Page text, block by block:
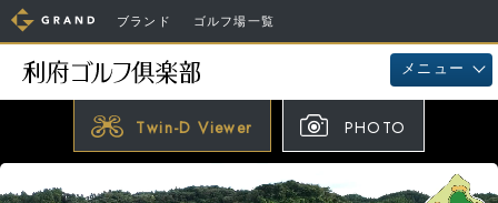
ブランド ゴルフ場一覧
メニュー
Twin-D Viewer PHOTO